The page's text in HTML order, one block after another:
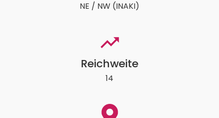
NE / NW (INAKI)
Reichweite
14